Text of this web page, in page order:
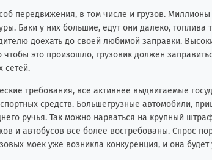
передвижения, в том числе и грузов.
Баки у них большие, едут они далеко,
доехать до своей любимой заправки.
это произошло, грузовик должен
сетей.
требования, все активнее выдвигаемые
средств. Большегрузные автомобили,
ручья. Так можно нарваться на крупный
и автобусов все более востребованы. Спрос
моек уже возникла конкуренция, и она